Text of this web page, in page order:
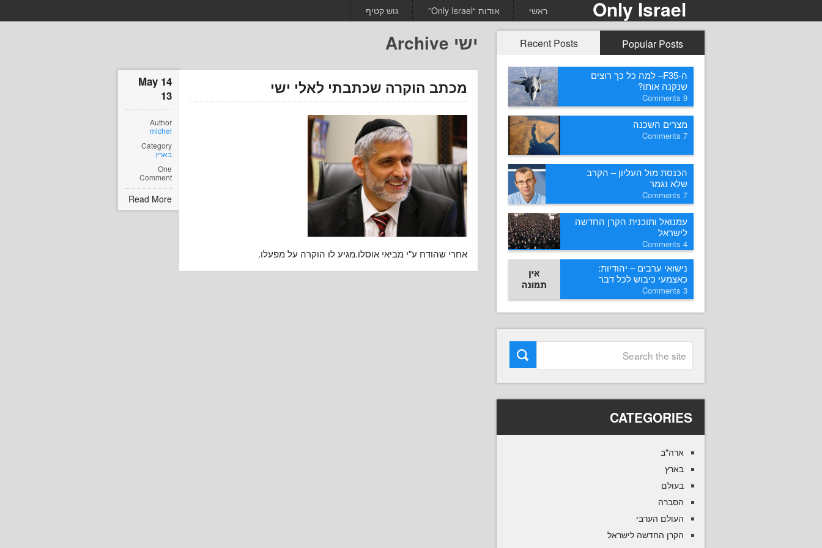
ראשי אודות “Only Israel” גוש קטיף Only Israel
ישי Archive
מכתב הוקרה שכתבתי לאלי ישי
אחרי שהודח ע"י מביאי אוסלו.מגיע לו הוקרה על מפעלו.
14 May
13
Author
michel
Category
בארץ
One
Comment
Read More
Popular Posts
Recent Posts
ה-F35– למה כל כך רוצים
שנקנה אותו?
9
מצרים השכנה
7
הכנסת מול העליון – הקרב
שלא נגמר
7
עמנואל ותוכנית הקרן החדשה
לישראל
4
נישואי ערבים – יהודיות:
כאצמעי כיבוש לכל דבר
3
CATEGORIES
ארה"ב
בארץ
בעולם
הסברה
העולם הערבי
הקרן החדשה לישראל